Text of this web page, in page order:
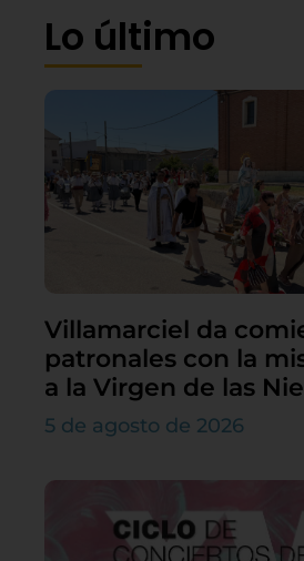
Lo último
Villamarciel da
patronales con la
a la Virgen de las
5 de agosto de 2026